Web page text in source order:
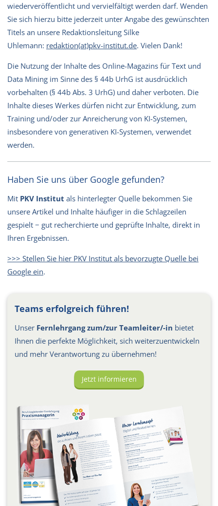
wiederveröffentlicht und vervielfältigt werden darf. Wenden
Sie sich hierzu bitte jederzeit unter Angabe des gewünschten
Titels an unsere Redaktionsleitung Silke
Uhlemann: redaktion(at)pkv-institut.de. Vielen Dank!
Die Nutzung der Inhalte des Online-Magazins für Text und
Data Mining im Sinne des § 44b UrhG ist ausdrücklich
vorbehalten (§ 44b Abs. 3 UrhG) und daher verboten. Die
Inhalte dieses Werkes dürfen nicht zur Entwicklung, zum
Training und/oder zur Anreicherung von KI-Systemen,
insbesondere von generativen KI-Systemen, verwendet
werden.
Haben Sie uns über Google gefunden?
Mit PKV Institut als hinterlegter Quelle bekommen Sie
unsere Artikel und Inhalte häufiger in die Schlagzeilen
gespielt − gut recherchierte und geprüfte Inhalte, direkt in
Ihren Ergebnissen.
>>> Stellen Sie hier PKV Institut als bevorzugte Quelle bei
Google ein.
Teams erfolgreich führen!
Unser Fernlehrgang zum/zur Teamleiter/-in bietet
Ihnen die perfekte Möglichkeit, sich weiterzuentwickeln
und mehr Verantwortung zu übernehmen!
Jetzt informieren